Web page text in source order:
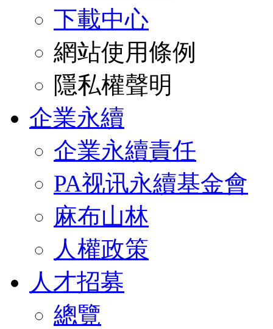
下載中心
網站使用條例
隱私權聲明
企業永續
企業永續責任
PA视讯永續基金會
麻布山林
人權政策
人才招募
總覽